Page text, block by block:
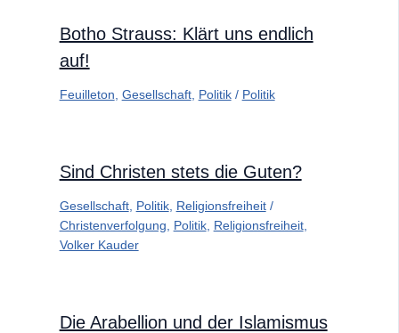
Botho Strauss: Klärt uns endlich
auf!
Feuilleton Gesellschaft, Politik/ Politik
Sind Christen stets die Guten?
Gesellschaft, Politik, Religionsfreiheit/
Christenverfolgung
Politik, Religionsfreiheit,
Volker Kauder
Die Arabellion und der Islamismus